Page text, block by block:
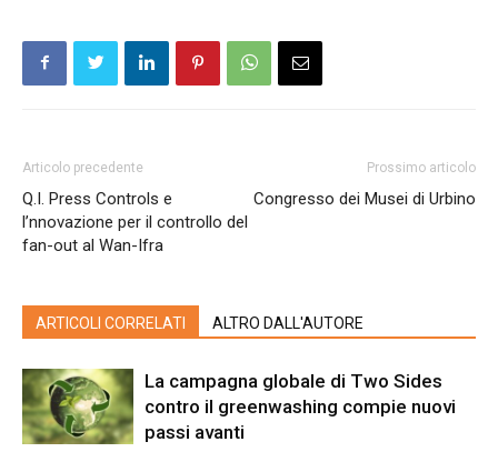
Articolo precedente
Q.I. Press Controls e
l’nnovazione per il controllo del
fan-out al Wan-Ifra
Prossimo articolo
Congresso dei Musei di Urbino
ARTICOLI CORRELATI ALTRO DALL'AUTORE
La campagna globale di Two Sides
contro il greenwashing compie nuovi
passi avanti